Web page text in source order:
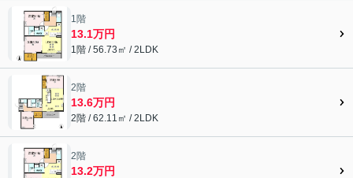
1階
13.1万円
1階 / 56.73㎡ / 2LDK
2階
13.6万円
2階 / 62.11㎡ / 2LDK
2階
13.2万円